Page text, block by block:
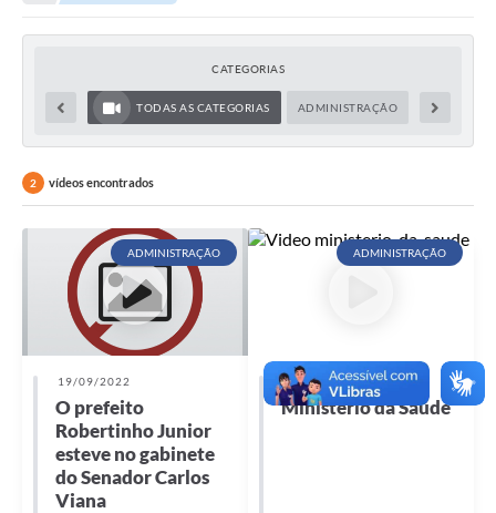
CATEGORIAS
TODAS AS CATEGORIAS ADMINISTRAÇÃO
2 vídeos encontrados
ADMINISTRAÇÃO
19/09/2022
O prefeito
Robertinho Junior
esteve no gabinete
do Senador Carlos
Viana
ADMINISTRAÇÃO
19/09/2022
Ministério da Saúde